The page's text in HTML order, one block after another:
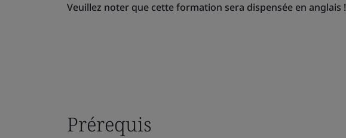
Veuillez noter que cette formation sera dispensée en anglais !
Prérequis